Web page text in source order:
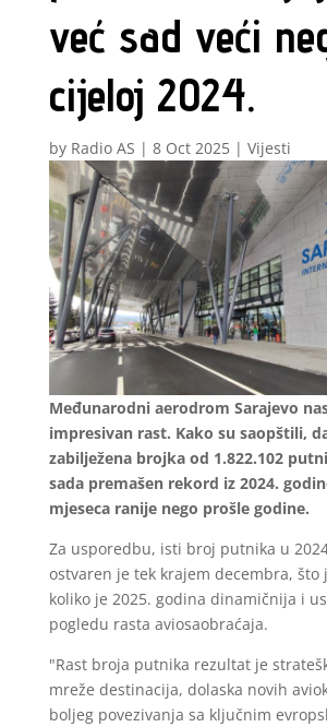
već sad veći
cijeloj 2024.
by Radio AS | 8 Oct 2025| Vijesti
Međunarodni aerodrom Sarajevo
impresivan rast. Kako su saopštili,
zabilježena brojka od 1.822.102
sada premašen rekord iz 2024.
mjeseca ranije nego prošle godine.
Za usporedbu, isti broj putnika u
ostvaren je tek krajem decembra, što
koliko je 2025. godina dinamičnija i
pogledu rasta aviosaobraćaja.
"Rast broja putnika rezultat je
mreže destinacija, dolaska novih
boljeg povezivanja sa ključnim